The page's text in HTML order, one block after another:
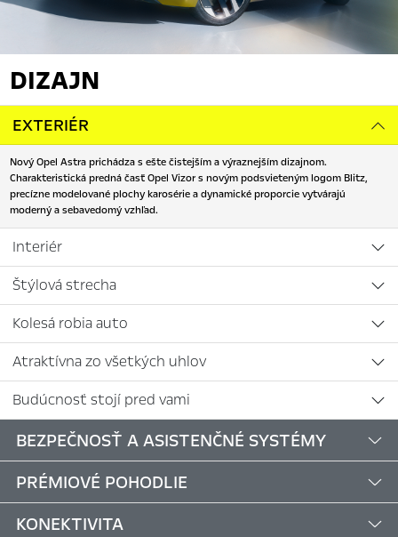
DIZAJN
EXTERIÉR
Nový Opel Astra prichádza s ešte čistejším a výraznejším dizajnom.
Charakteristická predná časť Opel Vizor s novým podsvieteným logom Blitz,
precízne modelované plochy karosérie a dynamické proporcie vytvárajú
moderný a sebavedomý vzhľad.
Interiér
Štýlová strecha
Kolesá robia auto
Atraktívna zo všetkých uhlov
Budúcnosť stojí pred vami
BEZPEČNOSŤ A ASISTENČNÉ SYSTÉMY
PRÉMIOVÉ POHODLIE
KONEKTIVITA